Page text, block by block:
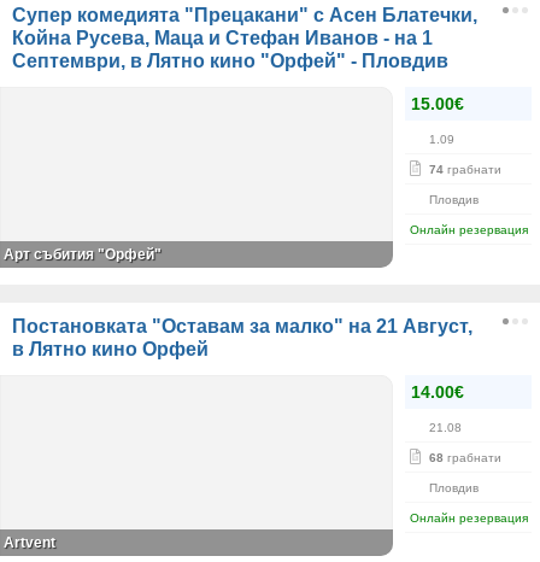
Супер комедията "Прецакани" с Асен Блатечки,
Койна Русева, Маца и Стефан Иванов - на 1
Септември, в Лятно кино "Орфей" - Пловдив
15.00€
1.09
74 грабнати
Пловдив
Онлайн резервация
Арт събития "Орфей"
Постановката "Оставам за малко" на 21 Август,
в Лятно кино Орфей
14.00€
21.08
68 грабнати
Пловдив
Онлайн резервация
Аrtvent